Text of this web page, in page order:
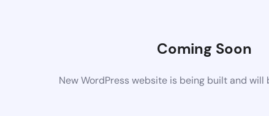
Coming Soon
New WordPress website is being built and will